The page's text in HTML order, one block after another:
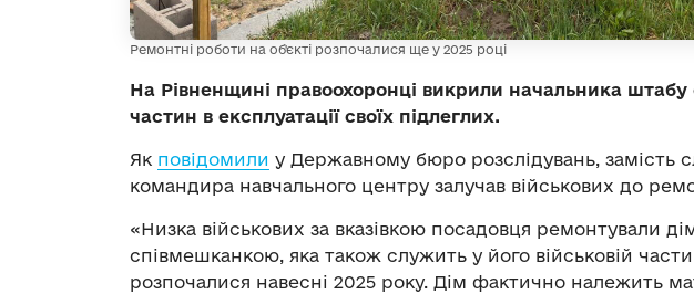
Ремонтні роботи на об'єкті розпочалися ще у 2025 році
На Рівненщині правоохоронці викрили начальника штабу
частин в експлуатації своїх підлеглих.
Як повідомили у Державному бюро розслідувань, замість
командира навчального центру залучав військових до
«Низка військових за вказівкою посадовця ремонтували
співмешканкою, яка також служить у його військовій
розпочалися навесні 2025 року. Дім фактично належить